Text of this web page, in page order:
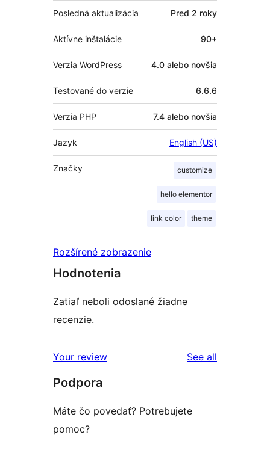
Posledná aktualizácia Pred 2 roky
Aktívne inštalácie 90+
Verzia WordPress 4.0 alebo novšia
Testované do verzie 6.6.6
Verzia PHP 7.4 alebo novšia
Jazyk English (US)
Značky customize
hello elementor
link color theme
Rozšírené zobrazenie
Hodnotenia
Zatiaľ neboli odoslané žiadne
recenzie.
Your review See all
Podpora
Máte čo povedať? Potrebujete
pomoc?